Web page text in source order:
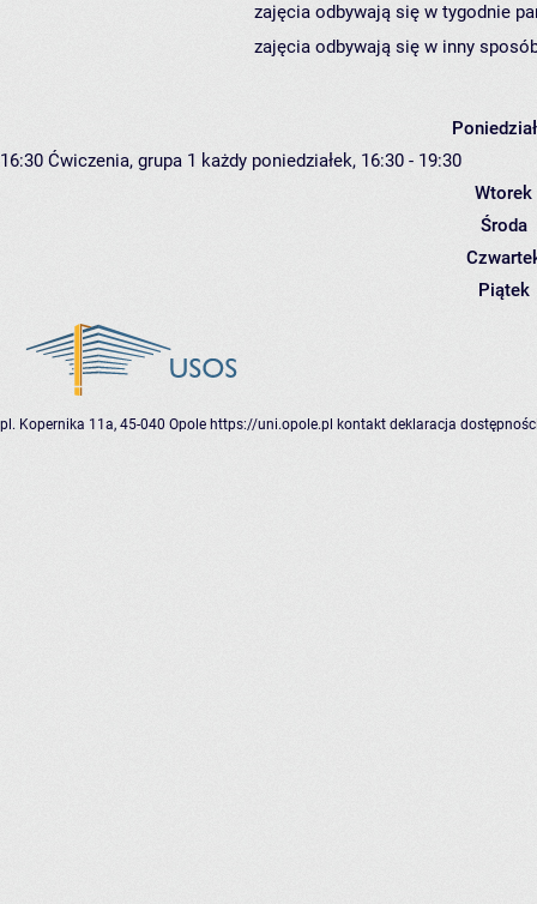
zajęcia odbywają się w tygodnie
zajęcia odbywają się w inny
16:30 Ćwiczenia, grupa 1 każdy poniedziałek, 16:30 - 19:30
Wtorek
Środa
Piątek
pl. Kopernika 11a, 45-040 Opole https://uni.opole.pl kontakt deklaracja